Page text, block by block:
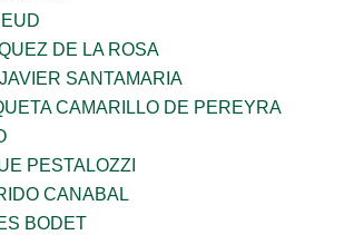
DE LA ROSA
SANTAMARIA
CAMARILLO DE PEREYRA
PESTALOZZI
CANABAL
BODET